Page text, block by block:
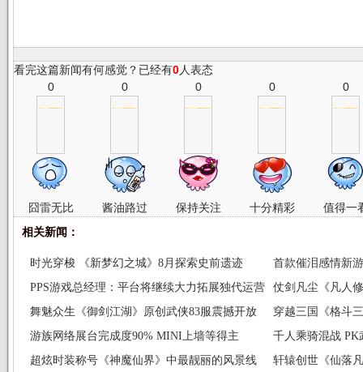
看完这篇新闻有何感觉？已经有0人表态
0
囧雷无比
0
酱油路过
0
保持关注
0
十分精彩
0
值得一
相关新闻：
时光穿梭 《新梦幻之城》8月探索史前遗迹
首款催泪感情新
PPS游戏总经理：平台将继续大力拓展独代运营
仗剑凡尘《凡人
舞魅众生《御剑江湖》原创武侠83服震撼开放
穿越三国《格斗
游族网络展台完成度90% MINI上墙等得主
千人乘骑混战
超炫时装称号《神魔仙界》中最靓丽的风景线
轩辕创世《仙落